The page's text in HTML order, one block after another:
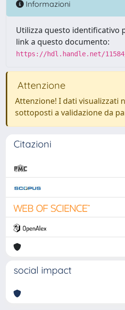
Informazioni
Utilizza questo identificativo
link a questo documento:
https://hdl.handle.net/
Attenzione
Attenzione! I dati visualizzati
sottoposti a validazione da
Citazioni
social impact